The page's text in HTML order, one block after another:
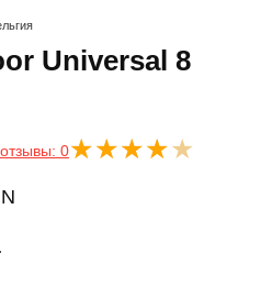
Universal 8
0